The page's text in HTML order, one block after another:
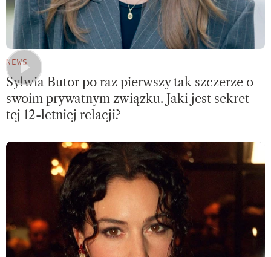
NEWS
Sylwia Butor po raz pierwszy tak szczerze o
swoim prywatnym związku. Jaki jest sekret
tej 12-letniej relacji?